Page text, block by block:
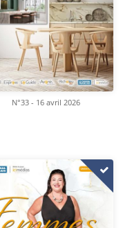
N°33 - 16 avril 2026